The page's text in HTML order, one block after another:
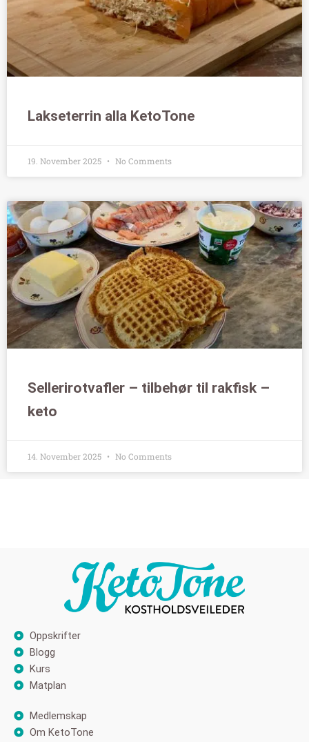
Lakseterrin alla KetoTone
19. November 2025 No Comments
Sellerirotvafler – tilbehør til rakfisk –
keto
14. November 2025 No Comments
Oppskrifter
Blogg
Kurs
Matplan
Medlemskap
Om KetoTone